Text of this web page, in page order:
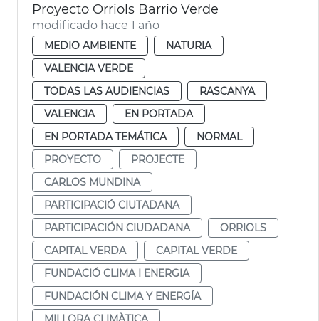
Proyecto Orriols Barrio Verde
modificado hace 1 año
MEDIO AMBIENTE
NATURIA
VALENCIA VERDE
TODAS LAS AUDIENCIAS
RASCANYA
VALENCIA
EN PORTADA
EN PORTADA TEMÁTICA
NORMAL
PROYECTO
PROJECTE
CARLOS MUNDINA
PARTICIPACIÓ CIUTADANA
PARTICIPACIÓN CIUDADANA
ORRIOLS
CAPITAL VERDA
CAPITAL VERDE
FUNDACIÓ CLIMA I ENERGIA
FUNDACIÓN CLIMA Y ENERGÍA